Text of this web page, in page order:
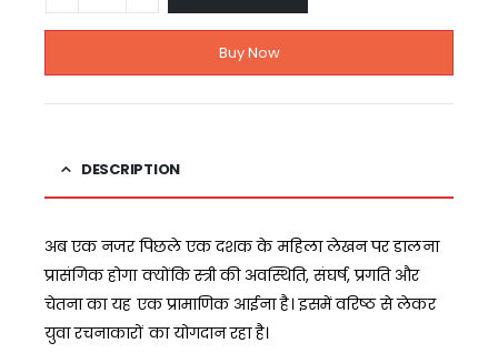
Buy Now
DESCRIPTION
अब एक नजर पिछले एक दशक के महिला लेखन पर डालना
प्रासंगिक होगा क्योंकि स्त्री की अवस्थिति, संघर्ष, प्रगति और
चेतना का यह एक प्रामाणिक आईना है। इसमें वरिष्ठ से लेकर
युवा रचनाकारों का योगदान रहा है।